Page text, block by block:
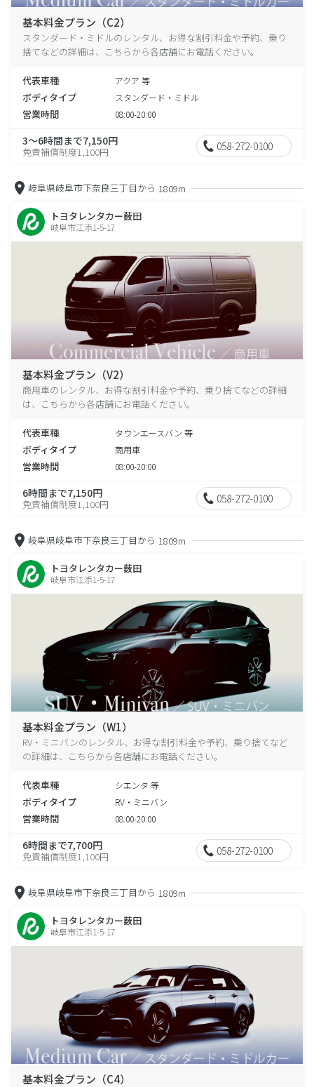
基本料金プラン（C2）
スタンダード・ミドルのレンタル、お得な割引料金や予約、乗り
捨てなどの詳細は、こちらから各店舗にお電話ください。
代表車種 アクア 等
ボディタイプ スタンダード・ミドル
営業時間 08:00-20:00
3～6時間まで7,150円
免責補償制度1,100円 058-272-0100
岐阜県岐阜市下奈良三丁目から 1809m
トヨタレンタカー薮田
岐阜市江添1-5-17
基本料金プラン（V2）
商用車のレンタル、お得な割引料金や予約、乗り捨てなどの詳細
は、こちらから各店舗にお電話ください。
代表車種 タウンエースバン 等
ボディタイプ 商用車
営業時間 08:00-20:00
6時間まで7,150円
免責補償制度1,100円 058-272-0100
岐阜県岐阜市下奈良三丁目から 1809m
トヨタレンタカー薮田
岐阜市江添1-5-17
基本料金プラン（W1）
RV・ミニバンのレンタル、お得な割引料金や予約、乗り捨てなど
の詳細は、こちらから各店舗にお電話ください。
代表車種 シエンタ 等
ボディタイプ RV・ミニバン
営業時間 08:00-20:00
6時間まで7,700円
免責補償制度1,100円 058-272-0100
岐阜県岐阜市下奈良三丁目から 1809m
トヨタレンタカー薮田
岐阜市江添1-5-17
基本料金プラン（C4）